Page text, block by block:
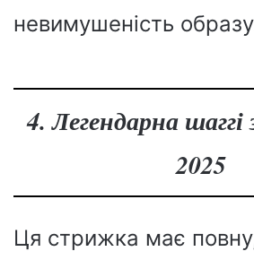
невимушеність
4. Легендарна
2025
Ця стрижка має